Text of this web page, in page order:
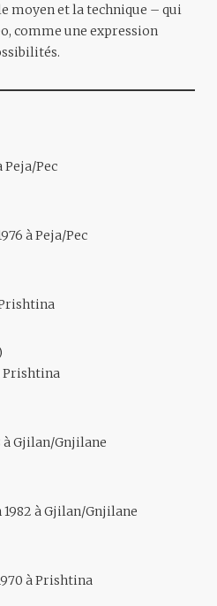
moyen et la technique – qui
comme une expression
Peja/Pec
à Peja/Pec
Prishtina
Prishtina
à Gjilan/Gnjilane
1982 à Gjilan/Gnjilane
à Prishtina